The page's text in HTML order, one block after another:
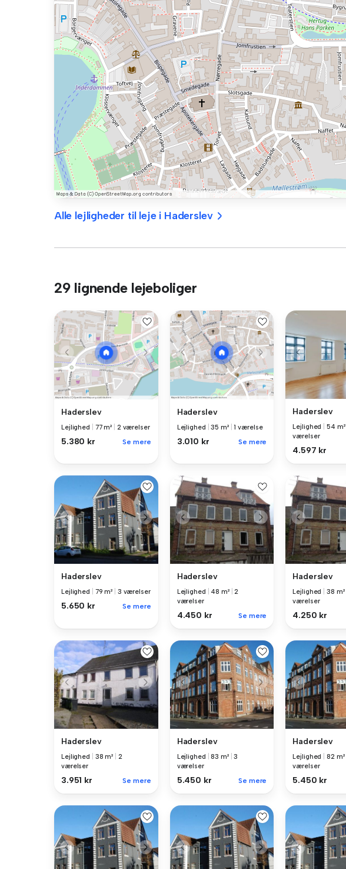
Alle lejligheder til leje i Haderslev
29 lignende lejeboliger
Haderslev
Lejlighed 77 m² 2 værelser
5.380 kr Se mere
Haderslev
Lejlighed |35 m² |1 værelse
3.010 kr Se mere
Haderslev
Lejlighed 54 m²
værelser
4.597 kr
Haderslev
Lejlighed 79 m² 3 værelser
5.650 kr Se mere
Haderslev
Lejlighed 48 m² |2
værelser
4.450 kr Se mere
Haderslev
Lejlighed 38 m²
værelser
4.250 kr
Haderslev
Lejlighed 38 m²
2
værelser
3.951 kr Se mere
Haderslev
Lejlighed |83 m² |3
værelser
5.450 kr Se mere
Haderslev
Lejlighed 82 m²
værelser
5.450 kr